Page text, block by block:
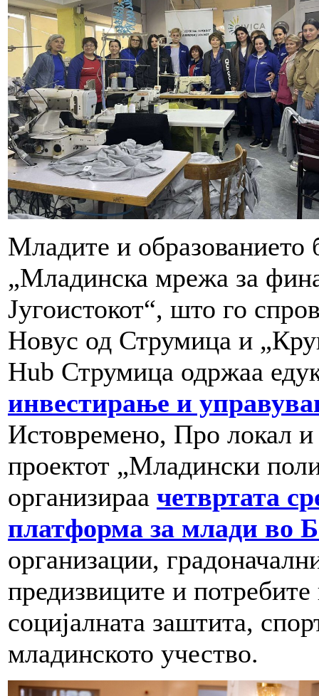
Младите и образованието
„Младинска мрежа за
Југоистокот“, што го
Новус од Струмица и
Hub Струмица одржаа
инвестирање и
Истовремено, Про локал и
проектот „Младински
организираа четвртата
платформа за млади во
организации,
предизвиците и
социјалната заштита,
младинското учество.